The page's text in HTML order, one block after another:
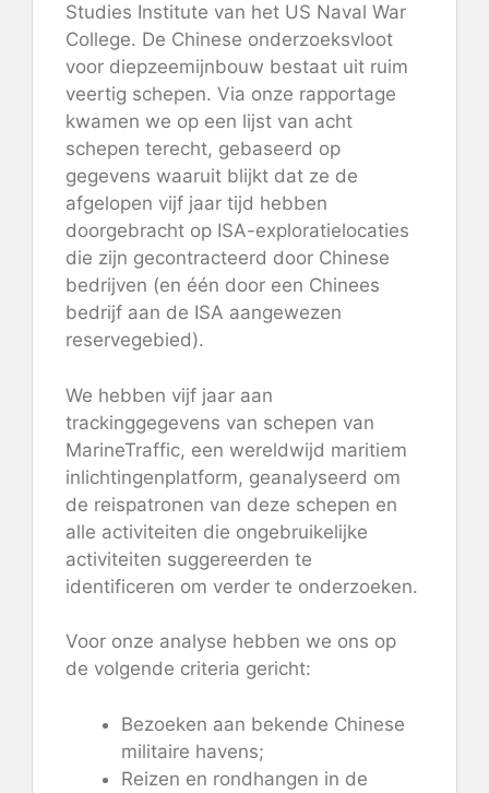
Studies Institute van het US Naval War
College. De Chinese onderzoeksvloot
voor diepzeemijnbouw bestaat uit ruim
veertig schepen. Via onze rapportage
kwamen we op een lijst van acht
schepen terecht, gebaseerd op
gegevens waaruit blijkt dat ze de
afgelopen vijf jaar tijd hebben
doorgebracht op ISA-exploratielocaties
die zijn gecontracteerd door Chinese
bedrijven (en één door een Chinees
bedrijf aan de ISA aangewezen
reservegebied).
We hebben vijf jaar aan
trackinggegevens van schepen van
MarineTraffic, een wereldwijd maritiem
inlichtingenplatform, geanalyseerd om
de reispatronen van deze schepen en
alle activiteiten die ongebruikelijke
activiteiten suggereerden te
identificeren om verder te onderzoeken.
Voor onze analyse hebben we ons op
de volgende criteria gericht:
Bezoeken aan bekende Chinese
militaire havens;
Reizen en rondhangen in de